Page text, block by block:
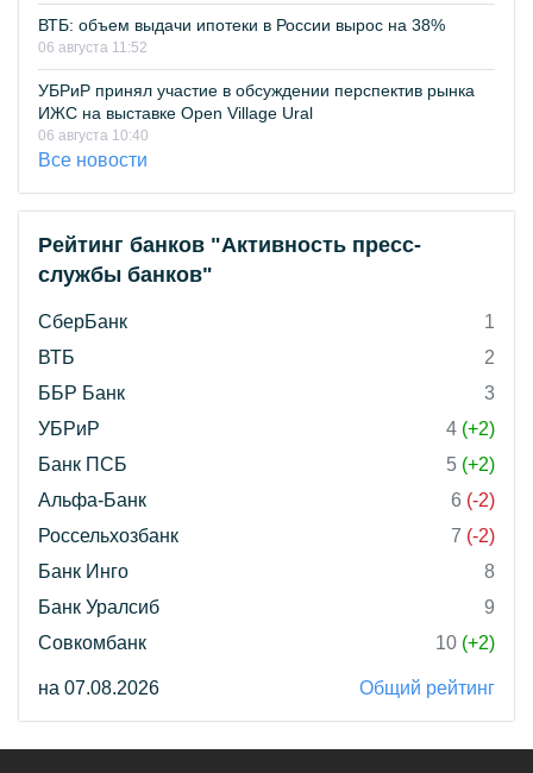
ВТБ: объем выдачи ипотеки в России вырос на 38%
06 августа 11:52
УБРиР принял участие в обсуждении перспектив рынка
ИЖС на выставке Open Village Ural
06 августа 10:40
Все новости
Рейтинг банков "Активность пресс-
службы банков"
СберБанк
1
ВТБ
2
ББР Банк
3
УБРиР
4 (+2)
Банк ПСБ
5 (+2)
Альфа-Банк
6 (-2)
Россельхозбанк
7 (-2)
Банк Инго
8
Банк Уралсиб
9
Совкомбанк
10 (+2)
на 07.08.2026 Общий рейтинг